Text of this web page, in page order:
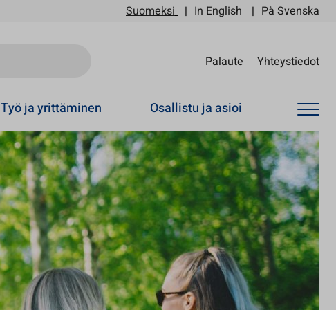
Suomeksi In English På Svenska
Palaute Yhteystiedot
Työ ja yrittäminen Osallistu ja asioi